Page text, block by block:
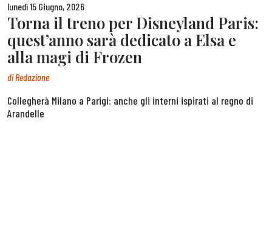
lunedì 15 Giugno, 2026
Torna il treno per Disneyland Paris:
quest’anno sarà dedicato a Elsa e
alla magi di Frozen
diRedazione
Collegherà Milano a Parigi: anche gli interni ispirati al regno di
Arandelle